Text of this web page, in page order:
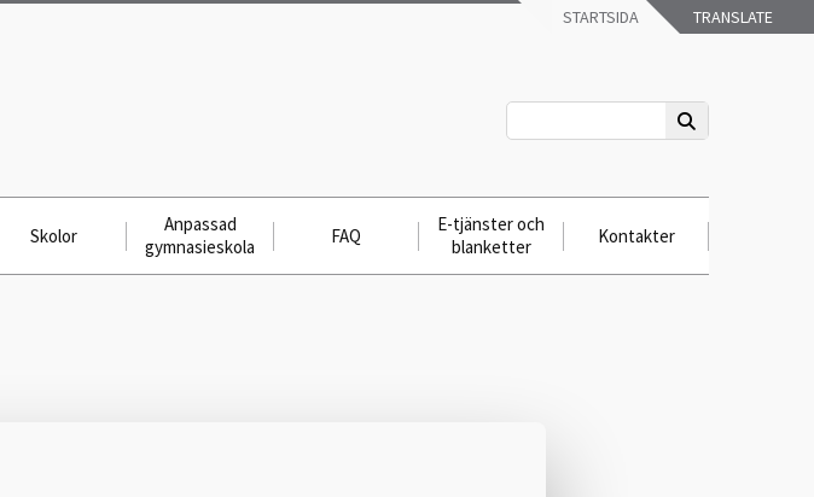
STARTSIDA TRANSLATE
Skolor
Anpassad
gymnasieskola
FAQ
E-tjänster och
blanketter
Kontakter